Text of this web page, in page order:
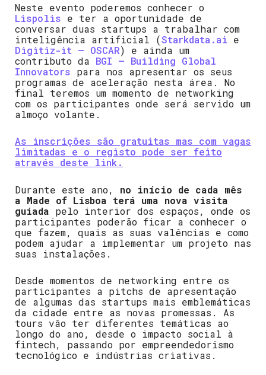
Neste evento poderemos conhecer o
Lispolis e ter a oportunidade de
conversar duas startups a trabalhar com
inteligência artificial (Starkdata.ai e
Digitiz-it – OSCAR) e ainda um
contributo da BGI – Building Global
Innovators para nos apresentar os seus
programas de aceleração nesta área. No
final teremos um momento de networking
com os participantes onde será servido um
almoço volante.
As inscrições são gratuitas mas com vagas
limitadas e o registo pode ser feito
através deste link.
Durante este ano, no início de cada mês
a Made of Lisboa terá uma nova visita
guiada pelo interior dos espaços, onde os
participantes poderão ficar a conhecer o
que fazem, quais as suas valências e como
podem ajudar a implementar um projeto nas
suas instalações.
Desde momentos de networking entre os
participantes a pitchs de apresentação
de algumas das startups mais emblemáticas
da cidade entre as novas promessas. As
tours vão ter diferentes temáticas ao
longo do ano, desde o impacto social à
fintech, passando por empreendedorismo
tecnológico e indústrias criativas.